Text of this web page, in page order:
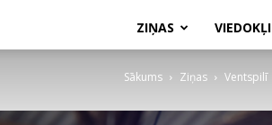
ZIŅAS VIEDOKĻI
Sākums Ziņas Ventspilī